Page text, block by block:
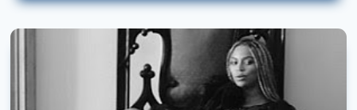
LISTEN